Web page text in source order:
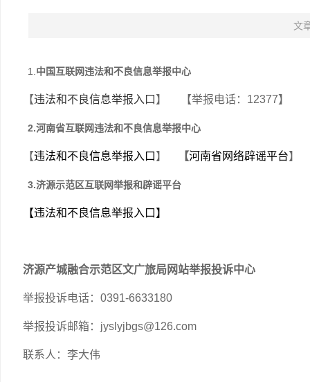
文
1. 中国互联网违法和不良信息举报中心
【违法和不良信息举报入口 】 【举报电话：12377】
2.河南省互联网违法和不良信息举报中心
【违法和不良信息举报入口 】 【河南省网络辟谣平台】
3.济源示范区互联网举报和辟谣平台
【违法和不良信息举报入口】
济源产城融合示范区文广旅局网站举报投诉中心
举报投诉电话：0391-6633180
举报投诉邮箱：jyslyjbgs@126.com
联系人：李大伟